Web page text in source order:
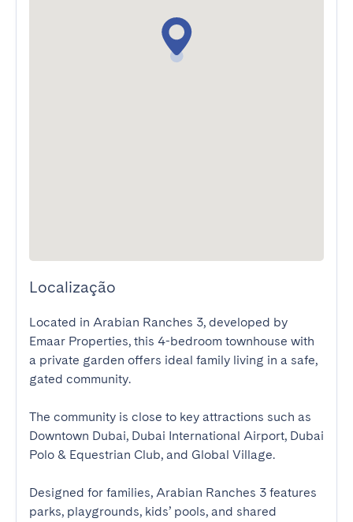
Localização
Located in Arabian Ranches 3, developed by
Emaar Properties, this 4-bedroom townhouse with
a private garden offers ideal family living in a safe,
gated community.
The community is close to key attractions such as
Downtown Dubai, Dubai International Airport, Dubai
Polo & Equestrian Club, and Global Village.
Designed for families, Arabian Ranches 3 features
parks, playgrounds, kids’ pools, and shared